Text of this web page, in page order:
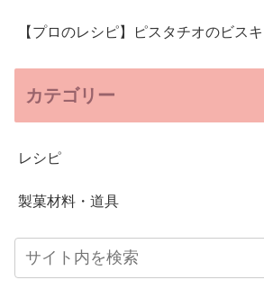
【プロのレシピ】ピスタチオのビス
カテゴリー
レシピ
製菓材料・道具